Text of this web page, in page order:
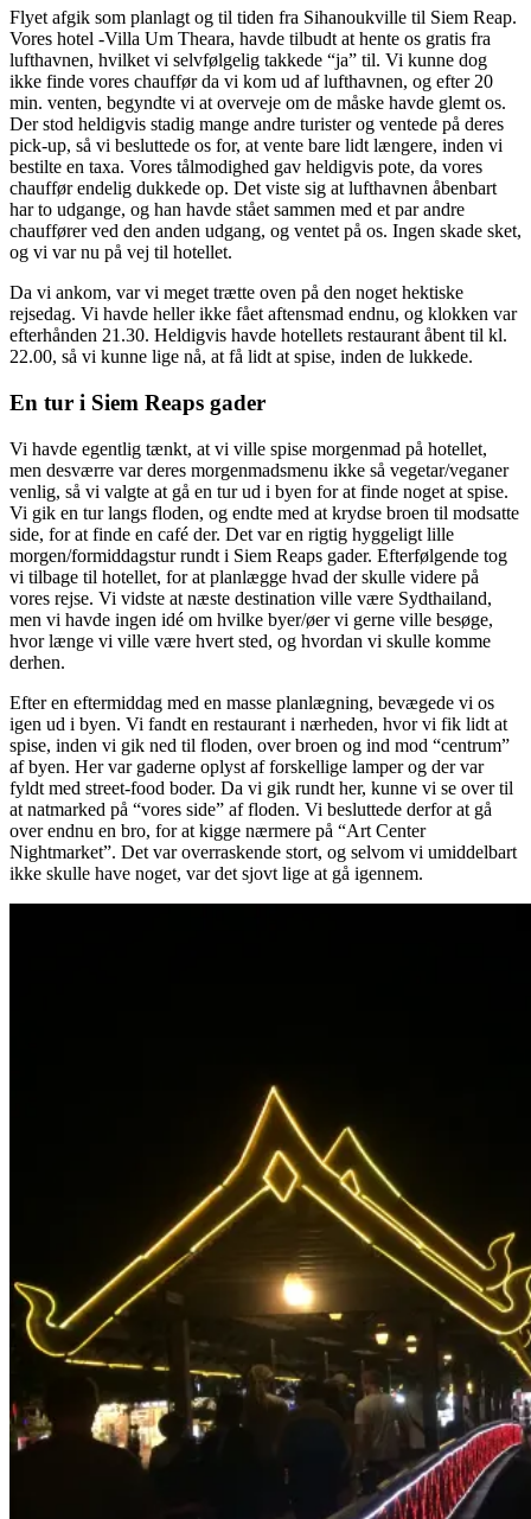
Flyet afgik som planlagt og til tiden fra Sihanoukville til Siem Reap.
Vores hotel -Villa Um Theara, havde tilbudt at hente os gratis fra
lufthavnen, hvilket vi selvfølgelig takkede “ja” til. Vi kunne dog
ikke finde vores chauffør da vi kom ud af lufthavnen, og efter 20
min. venten, begyndte vi at overveje om de måske havde glemt os.
Der stod heldigvis stadig mange andre turister og ventede på deres
pick-up, så vi besluttede os for, at vente bare lidt længere, inden vi
bestilte en taxa. Vores tålmodighed gav heldigvis pote, da vores
chauffør endelig dukkede op. Det viste sig at lufthavnen åbenbart
har to udgange, og han havde stået sammen med et par andre
chauffører ved den anden udgang, og ventet på os. Ingen skade sket,
og vi var nu på vej til hotellet.
Da vi ankom, var vi meget trætte oven på den noget hektiske
rejsedag. Vi havde heller ikke fået aftensmad endnu, og klokken var
efterhånden 21.30. Heldigvis havde hotellets restaurant åbent til kl.
22.00, så vi kunne lige nå, at få lidt at spise, inden de lukkede.
En tur i Siem Reaps gader
Vi havde egentlig tænkt, at vi ville spise morgenmad på hotellet,
men desværre var deres morgenmadsmenu ikke så vegetar/veganer
venlig, så vi valgte at gå en tur ud i byen for at finde noget at spise.
Vi gik en tur langs floden, og endte med at krydse broen til modsatte
side, for at finde en café der. Det var en rigtig hyggeligt lille
morgen/formiddagstur rundt i Siem Reaps gader. Efterfølgende tog
vi tilbage til hotellet, for at planlægge hvad der skulle videre på
vores rejse. Vi vidste at næste destination ville være Sydthailand,
men vi havde ingen idé om hvilke byer/øer vi gerne ville besøge,
hvor længe vi ville være hvert sted, og hvordan vi skulle komme
derhen.
Efter en eftermiddag med en masse planlægning, bevægede vi os
igen ud i byen. Vi fandt en restaurant i nærheden, hvor vi fik lidt at
spise, inden vi gik ned til floden, over broen og ind mod “centrum”
af byen. Her var gaderne oplyst af forskellige lamper og der var
fyldt med street-food boder. Da vi gik rundt her, kunne vi se over til
at natmarked på “vores side” af floden. Vi besluttede derfor at gå
over endnu en bro, for at kigge nærmere på “Art Center
Nightmarket”. Det var overraskende stort, og selvom vi umiddelbart
ikke skulle have noget, var det sjovt lige at gå igennem.